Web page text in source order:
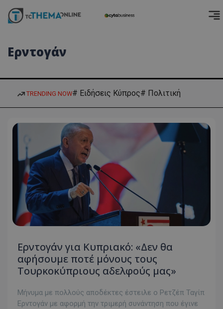
Ερντογάν
TRENDING NOW# Ειδήσεις Κύπρος# Πολιτική
Ερντογάν για Κυπριακό: «Δεν θα
αφήσουμε ποτέ μόνους τους
Τουρκοκύπριους αδελφούς μας»
Μήνυμα με πολλούς αποδέκτες έστειλε ο Ρετζέπ Ταγίπ
Ερντογάν με αφορμή την τριμερή συνάντηση που έγινε